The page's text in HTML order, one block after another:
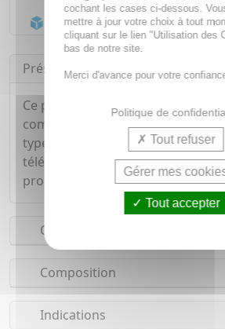
Acheminement
Présentation
Ce parfait petit kit de nettoyage
comporte un spray nettoyant de
types de verres (lunettes,
téléphone...) et une lingette en
produit est anti-buée et anti-
Conseils d'utilisation
Composition
Indications
cochant les cases ci-dessous.
mettre à jour votre choix à tout
cliquant sur le lien "Utilisation des
bas de notre site.
Merci d'avance pour votre
Politique de
Tout refuser
Gérer mes
Tout accepter